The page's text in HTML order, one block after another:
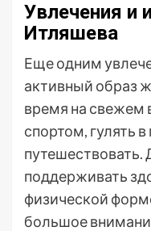
Увлечения и
Итляшева
Еще одним
активный образ
время на свежем
спортом, гулять
поддерживать
физической
большое